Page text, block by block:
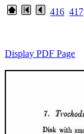
416 417
Display PDF Page